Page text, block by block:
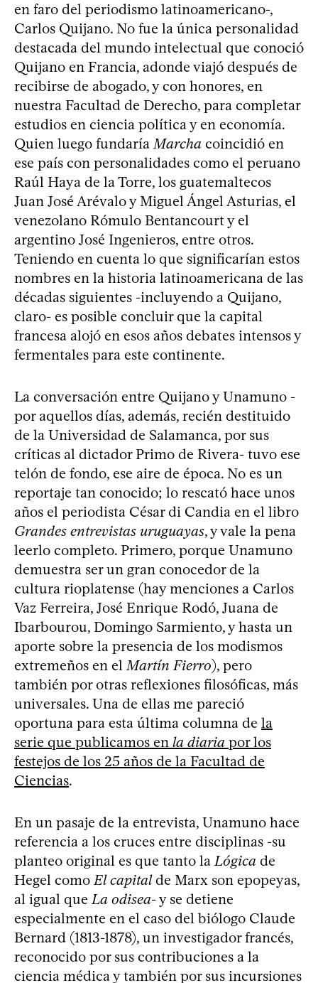
en faro del periodismo latinoamericano-,
Carlos Quijano. No fue la única personalidad
destacada del mundo intelectual que conoció
Quijano en Francia, adonde viajó después de
recibirse de abogado, y con honores, en
nuestra Facultad de Derecho, para completar
estudios en ciencia política y en economía.
Quien luego fundaríaMarcha coincidió en
ese país con personalidades como el peruano
Raúl Haya de la Torre, los guatemaltecos
Juan José Arévalo y Miguel Ángel Asturias, el
venezolano Rómulo Bentancourt y el
argentino José Ingenieros, entre otros.
Teniendo en cuenta lo que significarían estos
nombres en la historia latinoamericana de las
décadas siguientes -incluyendo a Quijano,
claro- es posible concluir que la capital
francesa alojó en esos años debates intensos y
fermentales para este continente.
La conversación entre Quijano y Unamuno -
por aquellos días, además, recién destituido
de la Universidad de Salamanca, por sus
críticas al dictador Primo de Rivera- tuvo ese
telón de fondo, ese aire de época. No es un
reportaje tan conocido; lo rescató hace unos
años el periodista César di Candia en el libro
Grandes entrevistas uruguayas, y vale la pena
leerlo completo. Primero, porque Unamuno
demuestra ser un gran conocedor de la
cultura rioplatense (hay menciones a Carlos
Vaz Ferreira, José Enrique Rodó, Juana de
Ibarbourou, Domingo Sarmiento, y hasta un
aporte sobre la presencia de los modismos
extremeños en elMartín Fierro), pero
también por otras reflexiones filosóficas, más
universales. Una de ellas me pareció
oportuna para esta última columna de la
serie que publicamos en la diaria por los
festejos de los 25 años de la Facultad de
Ciencias.
En un pasaje de la entrevista, Unamuno hace
referencia a los cruces entre disciplinas -su
planteo original es que tanto laLógica de
Hegel comoEl capitalde Marx son epopeyas,
al igual queLa odisea- y se detiene
especialmente en el caso del biólogo Claude
Bernard (1813-1878), un investigador francés,
reconocido por sus contribuciones a la
ciencia médica y también por sus incursiones